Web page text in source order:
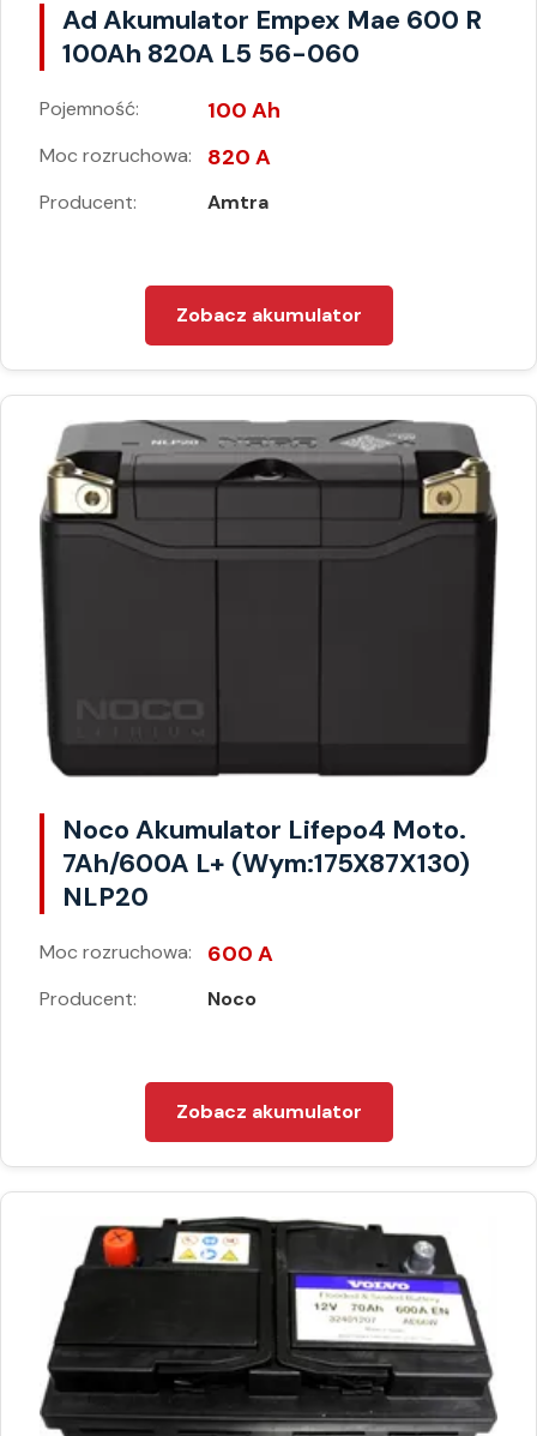
Ad Akumulator Empex Mae 600 R
100Ah 820A L5 56-060
Pojemność: 100 Ah
Moc rozruchowa: 820 A
Producent: Amtra
Zobacz akumulator
Noco Akumulator Lifepo4 Moto.
7Ah/600A L+ (Wym:175X87X130)
NLP20
Moc rozruchowa: 600 A
Producent: Noco
Zobacz akumulator